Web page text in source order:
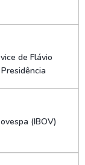
de Flávio
(IBOV)